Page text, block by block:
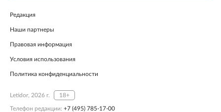
Редакция
Наши партнеры
Правовая информация
Условия использования
Политика конфиденциальности
Letidor, 2026 г. 18+
Телефон редакции: +7 (495) 785-17-00